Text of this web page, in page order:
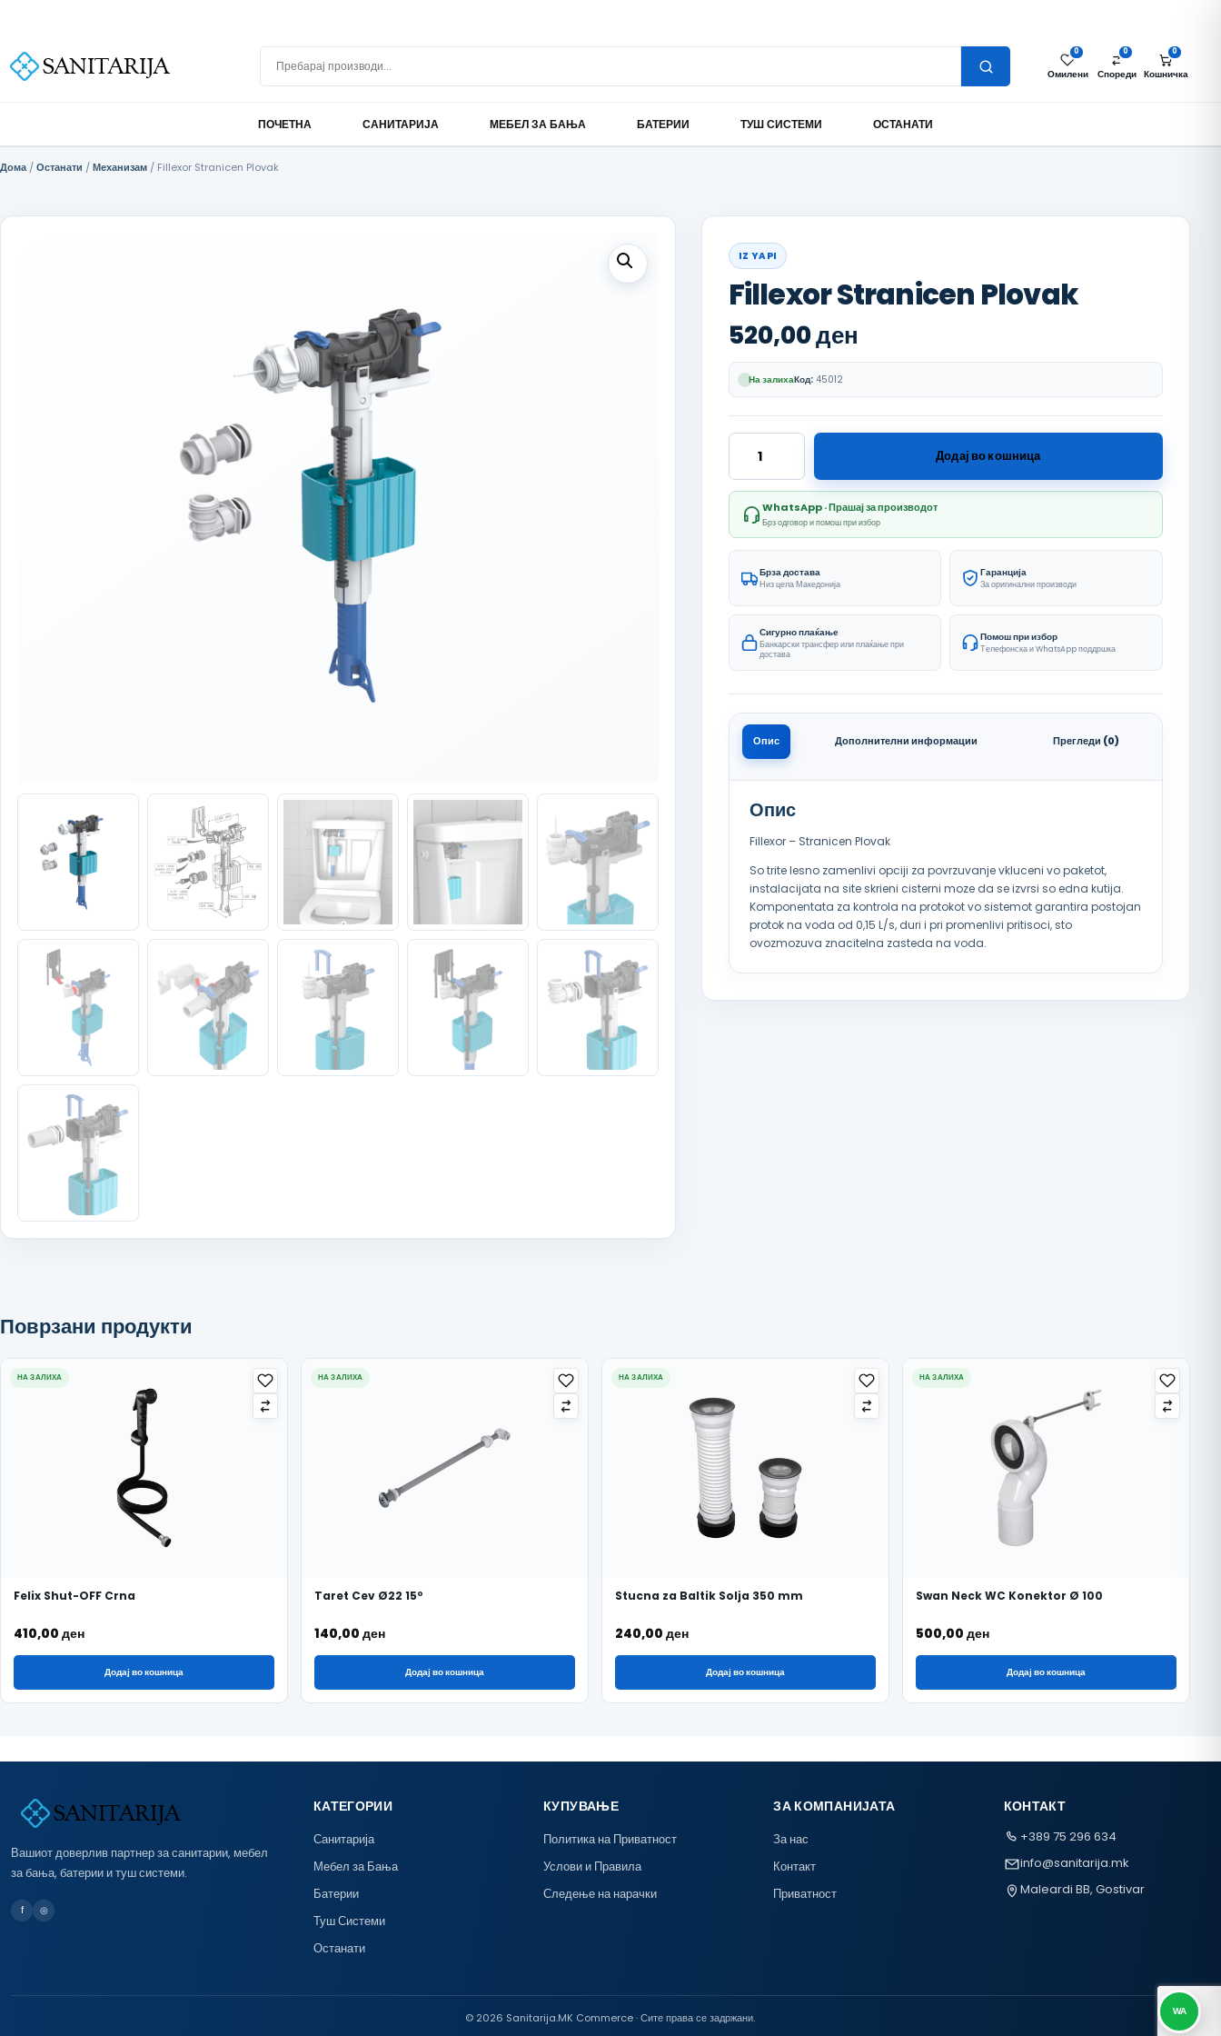
0
Омилени
0
Спореди
0
Кошничка
ПОЧЕТНА САНИТАРИЈА МЕБЕЛ ЗА БАЊА БАТЕРИИ ТУШ СИСТЕМИ ОСТАНАТИ
Дома/Останати /Механизам / Fillexor Stranicen Plovak
IZ YAPI
Fillexor Stranicen Plovak
520,00ден
На залихаКод:45012
Fillexor Stranicen Plovak количина
Додај во кошница
WhatsApp · Прашај за производот
Брз одговор и помош при избор
Брза достава
Низ цела Македонија
Гаранција
За оригинални производи
Сигурно плаќање
Банкарски трансфер или плаќање при
достава
Помош при избор
Телефонска и WhatsApp поддршка
Опис Дополнителни информации Прегледи (0)
Опис
Fillexor – Stranicen Plovak
So trite lesno zamenlivi opciji za povrzuvanje vkluceni vo paketot,
instalacijata na site skrieni cisterni moze da se izvrsi so edna kutija.
Komponentata za kontrola na protokot vo sistemot garantira postojan
protok na voda od 0,15 L/s, duri i pri promenlivi pritisoci, sto
ovozmozuva znacitelna zasteda na voda.
Поврзани продукти
НА ЗАЛИХА
Felix Shut-OFF Crna
410,00 ден
Додај во кошница
НА ЗАЛИХА
Taret Cev Ø22 15º
140,00 ден
Додај во кошница
НА ЗАЛИХА
Stucna za Baltik Solja 350 mm
240,00 ден
Додај во кошница
НА ЗАЛИХА
Swan Neck WC Konektor Ø 100
500,00 ден
Додај во кошница
Вашиот доверлив партнер за санитарии, мебел
за бања, батерии и туш системи.
f ◎
КАТЕГОРИИ
Санитарија
Мебел за Бања
Батерии
Туш Системи
Останати
КУПУВАЊЕ
Политика на Приватност
Услови и Правила
Следење на нарачки
ЗА КОМПАНИЈАТА
За нас
Контакт
Приватност
КОНТАКТ
+389 75 296 634
info@sanitarija.mk
Maleardi BB, Gostivar
© 2026 Sanitarija.MK Commerce · Сите права се задржани. WA